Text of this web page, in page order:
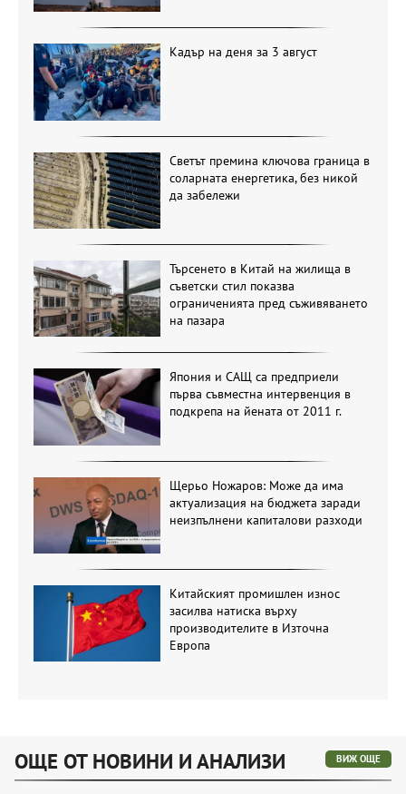
Кадър на деня за 3 август
Светът премина ключова граница в
соларната енергетика, без никой
да забележи
Търсенето в Китай на жилища в
съветски стил показва
ограниченията пред съживяването
на пазара
Япония и САЩ са предприели
първа съвместна интервенция в
подкрепа на йената от 2011 г.
Щерьо Ножаров: Може да има
актуализация на бюджета заради
неизпълнени капиталови разходи
Китайският промишлен износ
засилва натиска върху
производителите в Източна
Европа
ОЩЕ ОТ НОВИНИ И АНАЛИЗИ ВИЖ ОЩЕ